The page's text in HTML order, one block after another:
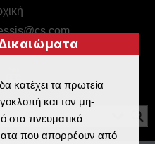
κατέχει τα πρωτεία
και τον μη-
στα πνευματικά
που απορρέουν από